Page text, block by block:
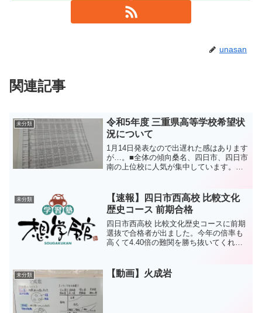
unasan
関連記事
未分類
令和5年度 三重県高等学校希望状
況について
1月14日発表なので出遅れた感はあります
が…。■全体の傾向桑名、四日市、四日市
南の上位校に人気が集中しています。桑
倍です。一方、川越高校は学校計1.23倍
で...
未分類
【速報】四日市西高校 比較文化
歴史コース 前期合格
四日市西高校 比較文化歴史コースに前期
選抜で合格者が出ました。今年の倍率も
高くて4.40倍の難関を勝ち抜いてくれま
と思います。過去問の点数を見ると平成
26年度で209点...
未分類 【動画】火成岩